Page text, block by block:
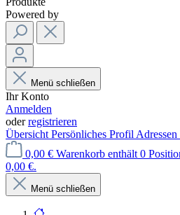
Powered by
Menü schließen
Ihr Konto
Anmelden
oderregistrieren
Übersicht Persönliches Profil Adressen
0,00 € Warenkorb enthält 0
0,00 €.
Menü schließen